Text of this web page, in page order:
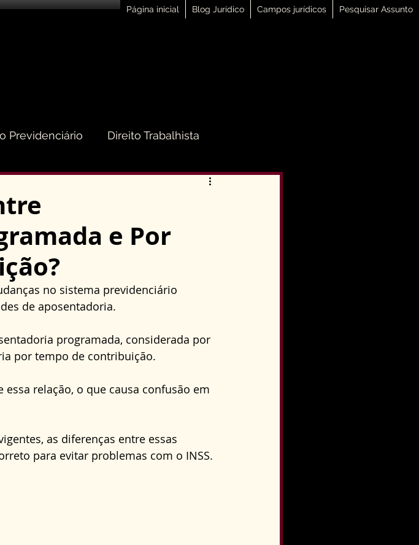
Página inicial Blog Jurídico Campos jurídicos Pesquisar Assunto
Previdenciário Direito Trabalhista
Direito de Trânsito Direito Penal
Direito da Saúde condo
e Por
no sistema previdenciário
de aposentadoria.
programada, considerada por
por tempo de contribuição.
relação, o que causa confusão em
as diferenças entre essas
para evitar problemas com o INSS.